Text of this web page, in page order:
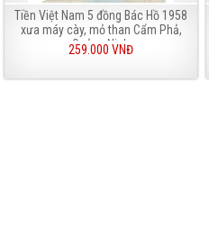
Tiền Việt Nam 5 đồng Bác Hồ 1958
xưa máy cày, mỏ than Cẩm Phả,
Quảng Ninh
259.000 VNĐ